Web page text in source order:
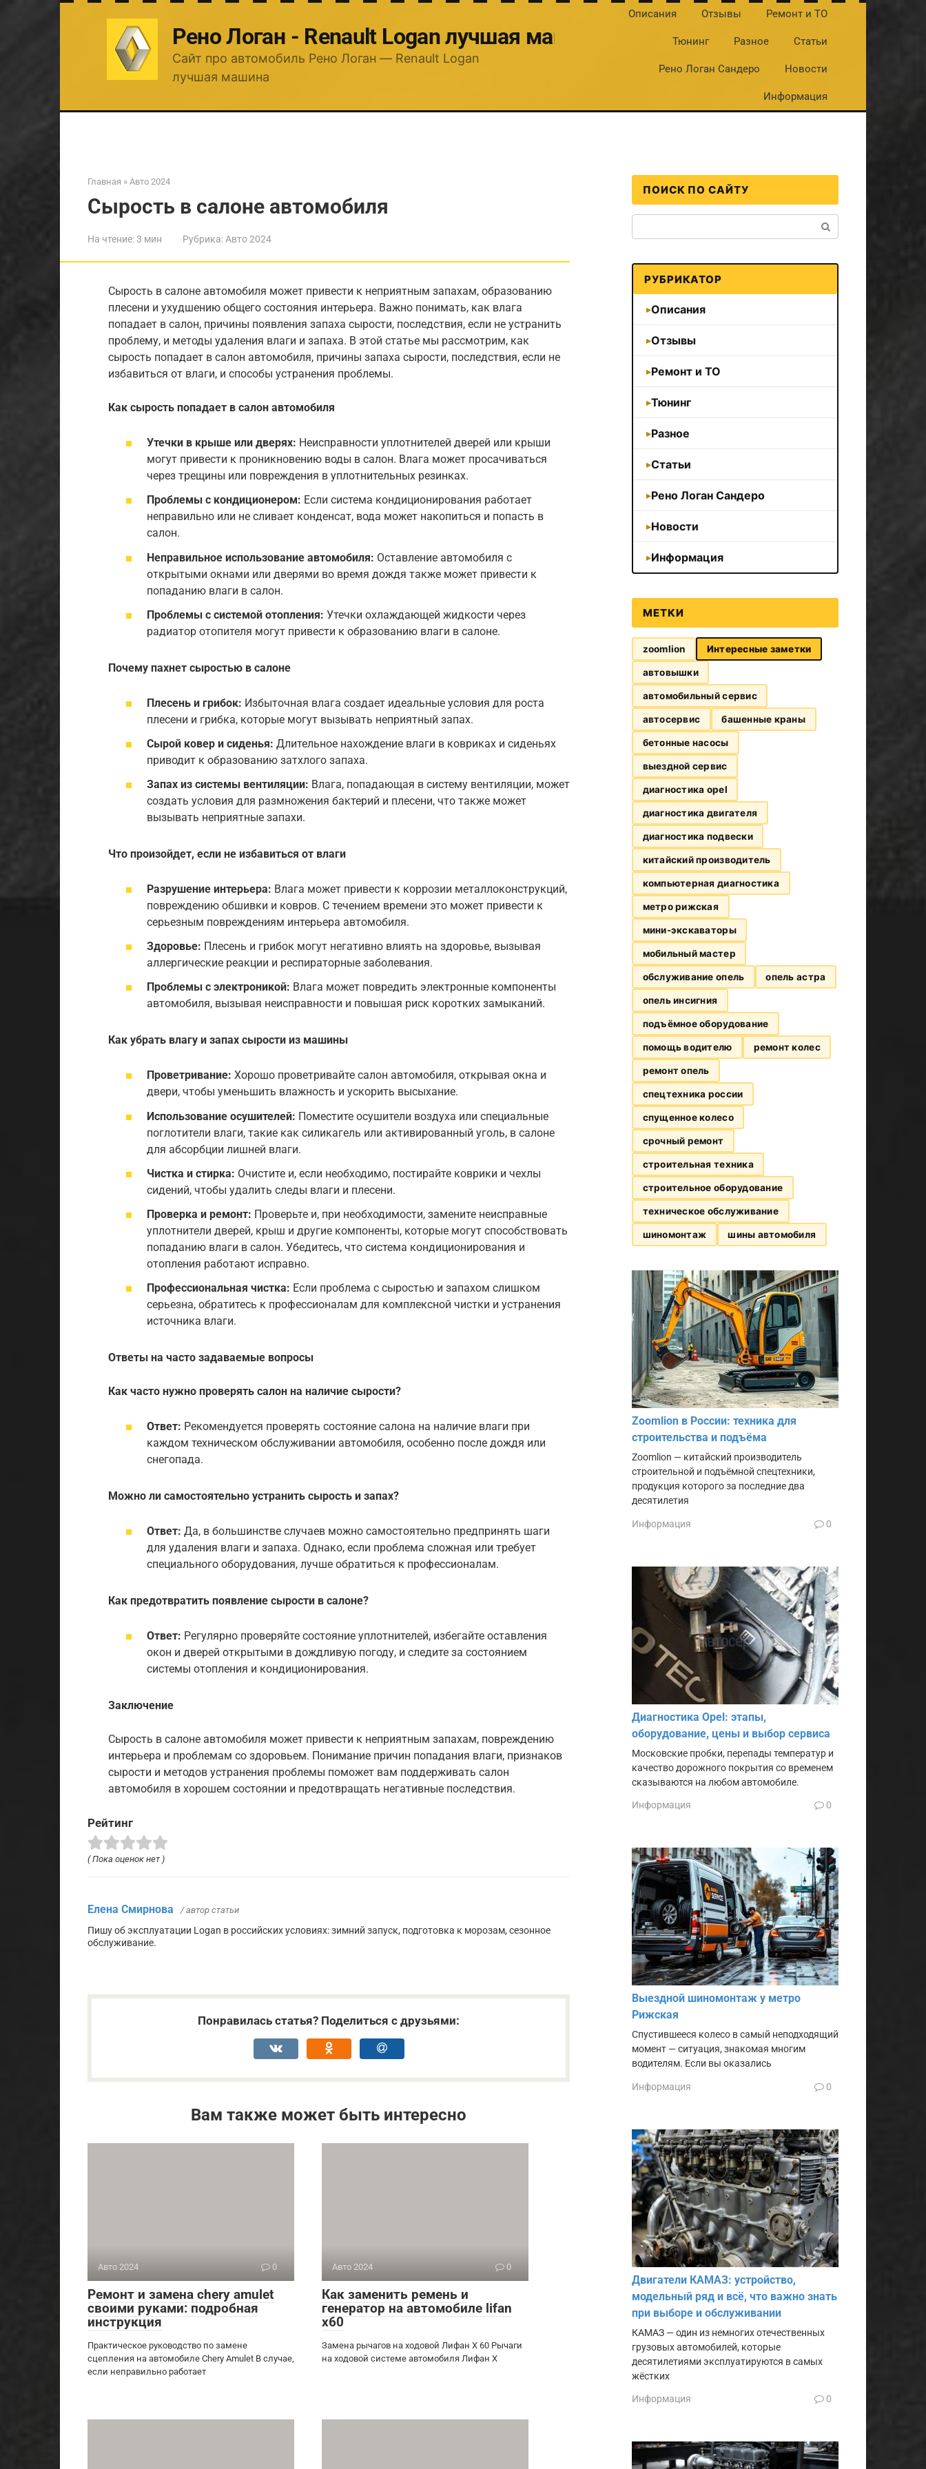
Рено Логан - Renault Logan лучшая машина
Сайт про автомобиль Рено Логан — Renault Logan
лучшая машина
Описания Отзывы Ремонт и ТО
Тюнинг Разное Статьи
Рено Логан Сандеро Новости
Информация
Главная » Авто 2024
Сырость в салоне автомобиля
На чтение:3 мин Рубрика: Авто 2024
Сырость в салоне автомобиля может привести к неприятным запахам, образованию
плесени и ухудшению общего состояния интерьера. Важно понимать, как влага
попадает в салон, причины появления запаха сырости, последствия, если не устранить
проблему, и методы удаления влаги и запаха. В этой статье мы рассмотрим, как
сырость попадает в салон автомобиля, причины запаха сырости, последствия, если не
избавиться от влаги, и способы устранения проблемы.
Как сырость попадает в салон автомобиля
Утечки в крыше или дверях: Неисправности уплотнителей дверей или крыши
могут привести к проникновению воды в салон. Влага может просачиваться
через трещины или повреждения в уплотнительных резинках.
Проблемы с кондиционером: Если система кондиционирования работает
неправильно или не сливает конденсат, вода может накопиться и попасть в
салон.
Неправильное использование автомобиля: Оставление автомобиля с
открытыми окнами или дверями во время дождя также может привести к
попаданию влаги в салон.
Проблемы с системой отопления: Утечки охлаждающей жидкости через
радиатор отопителя могут привести к образованию влаги в салоне.
Почему пахнет сыростью в салоне
Плесень и грибок: Избыточная влага создает идеальные условия для роста
плесени и грибка, которые могут вызывать неприятный запах.
Сырой ковер и сиденья: Длительное нахождение влаги в ковриках и сиденьях
приводит к образованию затхлого запаха.
Запах из системы вентиляции: Влага, попадающая в систему вентиляции, может
создать условия для размножения бактерий и плесени, что также может
вызывать неприятные запахи.
Что произойдет, если не избавиться от влаги
Разрушение интерьера: Влага может привести к коррозии металлоконструкций,
повреждению обшивки и ковров. С течением времени это может привести к
серьезным повреждениям интерьера автомобиля.
Здоровье: Плесень и грибок могут негативно влиять на здоровье, вызывая
аллергические реакции и респираторные заболевания.
Проблемы с электроникой: Влага может повредить электронные компоненты
автомобиля, вызывая неисправности и повышая риск коротких замыканий.
Как убрать влагу и запах сырости из машины
Проветривание: Хорошо проветривайте салон автомобиля, открывая окна и
двери, чтобы уменьшить влажность и ускорить высыхание.
Использование осушителей: Поместите осушители воздуха или специальные
поглотители влаги, такие как силикагель или активированный уголь, в салоне
для абсорбции лишней влаги.
Чистка и стирка: Очистите и, если необходимо, постирайте коврики и чехлы
сидений, чтобы удалить следы влаги и плесени.
Проверка и ремонт: Проверьте и, при необходимости, замените неисправные
уплотнители дверей, крыш и другие компоненты, которые могут способствовать
попаданию влаги в салон. Убедитесь, что система кондиционирования и
отопления работают исправно.
Профессиональная чистка: Если проблема с сыростью и запахом слишком
серьезна, обратитесь к профессионалам для комплексной чистки и устранения
источника влаги.
Ответы на часто задаваемые вопросы
Как часто нужно проверять салон на наличие сырости?
Ответ: Рекомендуется проверять состояние салона на наличие влаги при
каждом техническом обслуживании автомобиля, особенно после дождя или
снегопада.
Можно ли самостоятельно устранить сырость и запах?
Ответ: Да, в большинстве случаев можно самостоятельно предпринять шаги
для удаления влаги и запаха. Однако, если проблема сложная или требует
специального оборудования, лучше обратиться к профессионалам.
Как предотвратить появление сырости в салоне?
Ответ: Регулярно проверяйте состояние уплотнителей, избегайте оставления
окон и дверей открытыми в дождливую погоду, и следите за состоянием
системы отопления и кондиционирования.
Заключение
Сырость в салоне автомобиля может привести к неприятным запахам, повреждению
интерьера и проблемам со здоровьем. Понимание причин попадания влаги, признаков
сырости и методов устранения проблемы поможет вам поддерживать салон
автомобиля в хорошем состоянии и предотвращать негативные последствия.
Рейтинг
( Пока оценок нет )
Елена Смирнова / автор статьи
Пишу об эксплуатации Logan в российских условиях: зимний запуск, подготовка к морозам, сезонное
обслуживание.
Понравилась статья? Поделиться с друзьями:
Вам также может быть интересно
Авто 2024 0
Ремонт и замена chery amulet
своими руками: подробная
инструкция
Практическое руководство по замене
сцепления на автомобиле Chery Amulet В случае,
если неправильно работает
Авто 2024 0
Как заменить ремень и
генератор на автомобиле lifan
x60
Замена рычагов на ходовой Лифан Х 60 Рычаги
на ходовой системе автомобиля Лифан Х
ПОИСК ПО САЙТУ
РУБРИКАТОР
Описания
Отзывы
Ремонт и ТО
Тюнинг
Разное
Статьи
Рено Логан Сандеро
Новости
Информация
МЕТКИ
zoomlion Интересные заметки
автовышки
автомобильный сервис
автосервис башенные краны
бетонные насосы
выездной сервис
диагностика opel
диагностика двигателя
диагностика подвески
китайский производитель
компьютерная диагностика
метро рижская
мини-экскаваторы
мобильный мастер
обслуживание опель опель астра
опель инсигния
подъёмное оборудование
помощь водителю ремонт колес
ремонт опель
спецтехника россии
спущенное колесо
срочный ремонт
строительная техника
строительное оборудование
техническое обслуживание
шиномонтаж шины автомобиля
Zoomlion в России: техника для
строительства и подъёма
Zoomlion — китайский производитель
строительной и подъёмной спецтехники,
продукция которого за последние два
десятилетия
Информация 0
Диагностика Opel: этапы,
оборудование, цены и выбор сервиса
Московские пробки, перепады температур и
качество дорожного покрытия со временем
сказываются на любом автомобиле.
Информация 0
Выездной шиномонтаж у метро
Рижская
Спустившееся колесо в самый неподходящий
момент — ситуация, знакомая многим
водителям. Если вы оказались
Информация 0
Двигатели КАМАЗ: устройство,
модельный ряд и всё, что важно знать
при выборе и обслуживании
КАМАЗ — один из немногих отечественных
грузовых автомобилей, которые
десятилетиями эксплуатируются в самых
жёстких
Информация 0